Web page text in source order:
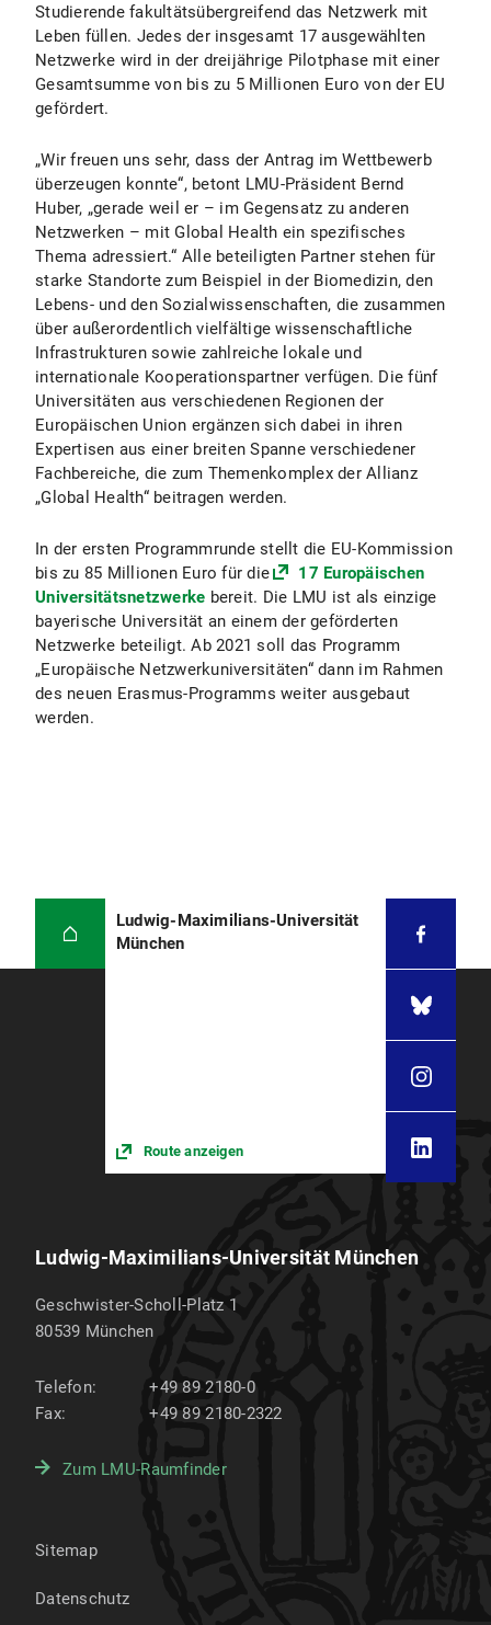
Studierende fakultätsübergreifend das Netzwerk mit
Leben füllen. Jedes der insgesamt 17 ausgewählten
Netzwerke wird in der dreijährige Pilotphase mit einer
Gesamtsumme von bis zu 5 Millionen Euro von der EU
gefördert.
„Wir freuen uns sehr, dass der Antrag im Wettbewerb
überzeugen konnte“, betont LMU-Präsident Bernd
Huber, „gerade weil er – im Gegensatz zu anderen
Netzwerken – mit Global Health ein spezifisches
Thema adressiert.“ Alle beteiligten Partner stehen für
starke Standorte zum Beispiel in der Biomedizin, den
Lebens- und den Sozialwissenschaften, die zusammen
über außerordentlich vielfältige wissenschaftliche
Infrastrukturen sowie zahlreiche lokale und
internationale Kooperationspartner verfügen. Die fünf
Universitäten aus verschiedenen Regionen der
Europäischen Union ergänzen sich dabei in ihren
Expertisen aus einer breiten Spanne verschiedener
Fachbereiche, die zum Themenkomplex der Allianz
„Global Health“ beitragen werden.
In der ersten Programmrunde stellt die EU-Kommission
bis zu 85 Millionen Euro für die
17 Europäischen
Universitätsnetzwerke bereit. Die LMU ist als einzige
bayerische Universität an einem der geförderten
Netzwerke beteiligt. Ab 2021 soll das Programm
„Europäische Netzwerkuniversitäten“ dann im Rahmen
des neuen Erasmus-Programms weiter ausgebaut
werden.
Ludwig-Maximilians-Universität
München
Route anzeigen
Ludwig-Maximilians-Universität München
Geschwister-Scholl-Platz 1
80539 München
Telefon:
+49 89 2180-0
Fax:
+49 89 2180-2322
Zum LMU-Raumfinder
Sitemap
Datenschutz